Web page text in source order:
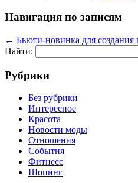
Навигация по записям
← Бьюти-новинка для
Найти:
Рубрики
Без рубрики
Интересное
Красота
Новости моды
Отношения
События
Фитнесс
Шопинг